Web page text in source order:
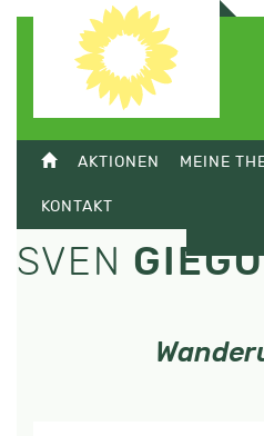
AKTIONEN MEINE
KONTAKT
SVEN